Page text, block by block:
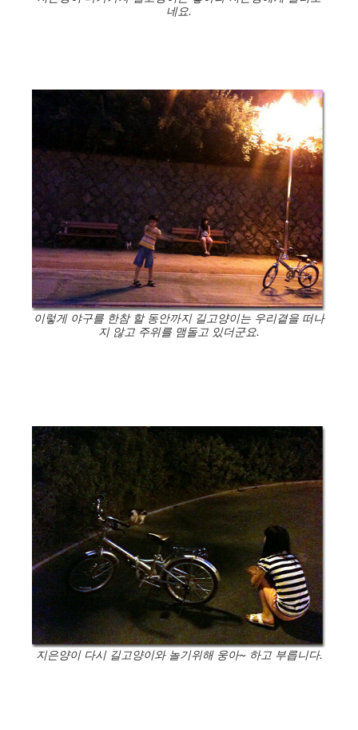
네요.
이렇게 야구를 한참 할 동안까지 길고양이는 우리곁을 떠나
지 않고 주위를 맴돌고 있더군요.
지은양이 다시 길고양이와 놀기위해 웅아~ 하고 부릅니다.